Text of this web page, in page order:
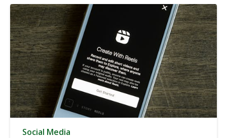
Social Media